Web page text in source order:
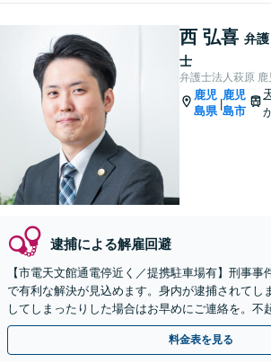
西 弘喜 弁護
士
弁護士法人萩原
鹿児
島県
|
鹿児
島市
逮捕による解雇回避
【市電天文館通電停近く／提携駐車場有】刑事事
で有利な解決が見込めます。身内が逮捕されてし
してしまったりした場合はお早めにご連絡を。不
で弁護します。
料金表を見る